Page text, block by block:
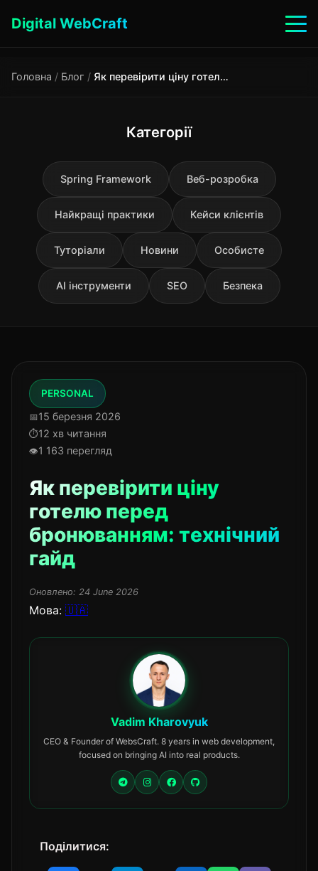
Digital WebCraft
Головна / Блог / Як перевірити ціну готелю перед бронюванням: технічний гайд
Категорії
Spring Framework Веб-розробка
Найкращі практики Кейси клієнтів
Туторіали Новини Особисте
AI інструменти SEO Безпека
PERSONAL
15 березня 2026
12 хв читання
1 163 перегляд
Як перевірити ціну
готелю перед
бронюванням: технічний
гайд
Оновлено: 24 June 2026
Мова: 🇺🇦
Vadim Kharovyuk
CEO & Founder of WebsCraft. 8 years in web development,
focused on bringing AI into real products.
Поділитися: